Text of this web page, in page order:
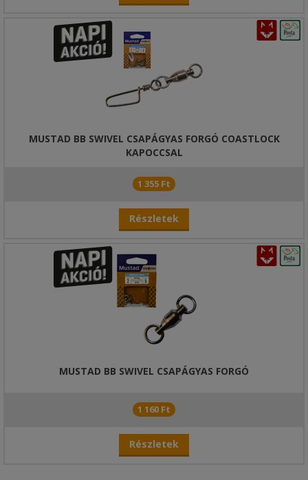
MUSTAD BB SWIVEL CSAPÁGYAS FORGÓ COASTLOCK
KAPOCCSAL
1 355 Ft
Részletek
MUSTAD BB SWIVEL CSAPÁGYAS FORGÓ
1 160 Ft
Részletek